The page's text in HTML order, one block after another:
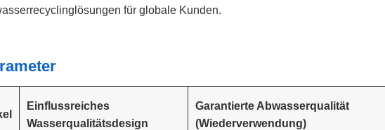
für globale Kunden.
Einflussreiches
Wasserqualitätsdesign
Garantierte Abwasserqualität
(Wiederverwendung)